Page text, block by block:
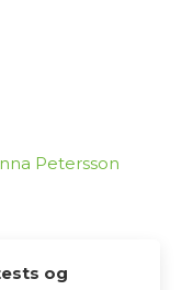
Petersson
og